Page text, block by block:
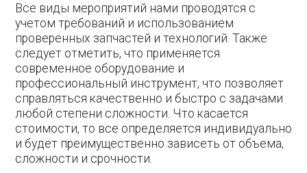
Все виды мероприятий нами проводятся с
учетом требований и использованием
проверенных запчастей и технологий. Также
следует отметить, что применяется
современное оборудование и
профессиональный инструмент, что позволяет
справляться качественно и быстро с задачами
любой степени сложности. Что касается
стоимости, то все определяется индивидуально
и будет преимущественно зависеть от объема,
сложности и срочности.